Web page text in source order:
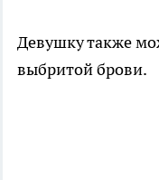
Девушку также
выбритой брови.